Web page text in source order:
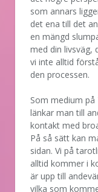
som annars
det ena till det
en mängd
med din livsväg,
vi inte alltid
den processen.
Som medium
länkar man till
kontakt med
På så sätt kan
sidan. Vi på
alltid kommer i
är upp till
vilka som